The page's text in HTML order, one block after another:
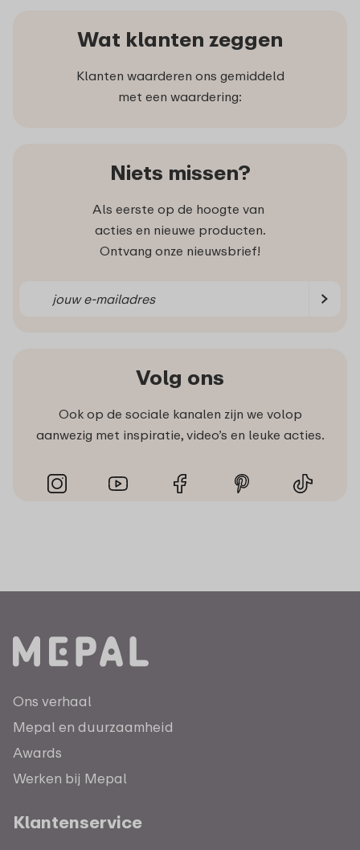
Wat klanten zeggen
Klanten waarderen ons gemiddeld
met een waardering:
Niets missen?
Als eerste op de hoogte van
acties en nieuwe producten.
Ontvang onze nieuwsbrief!
Volg ons
Ook op de sociale kanalen zijn we volop
aanwezig met inspiratie, video’s en leuke acties.
Ons verhaal
Mepal en duurzaamheid
Awards
Werken bij Mepal
Klantenservice